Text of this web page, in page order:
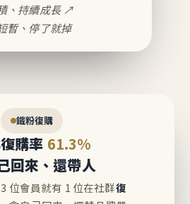
、持續成長 ↗
暫、停了就掉
鐵粉復購
購率 61.3%
回來、還帶人
位會員就有 1 位在社群復